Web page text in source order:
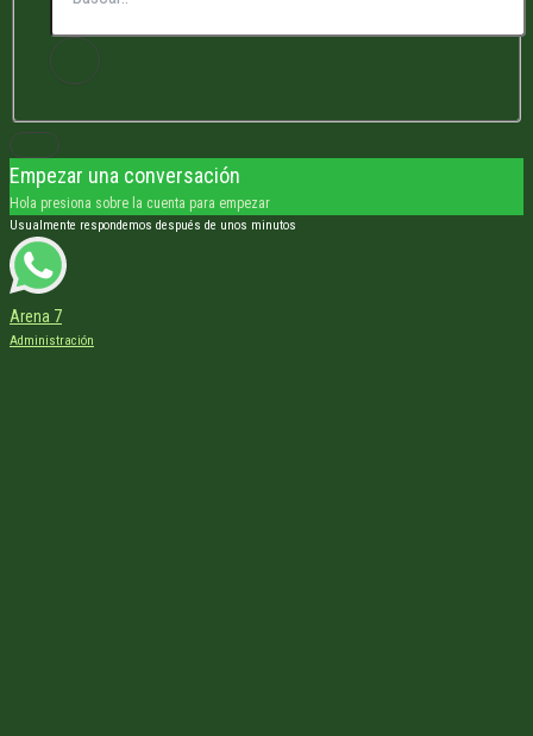
Empezar una conversación
Hola presiona sobre la cuenta para empezar
Usualmente respondemos después de unos minutos
Arena 7
Administración